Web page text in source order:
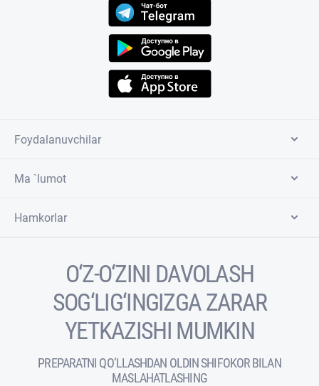
Foydalanuvchilar
Ma `lumot
Hamkorlar
O‘Z-O‘ZINI DAVOLASH
SOG‘LIG‘INGIZGA ZARAR
YETKAZISHI MUMKIN
PREPARATNI QO‘LLASHDAN OLDIN SHIFOKOR BILAN
MASLAHATLASHING